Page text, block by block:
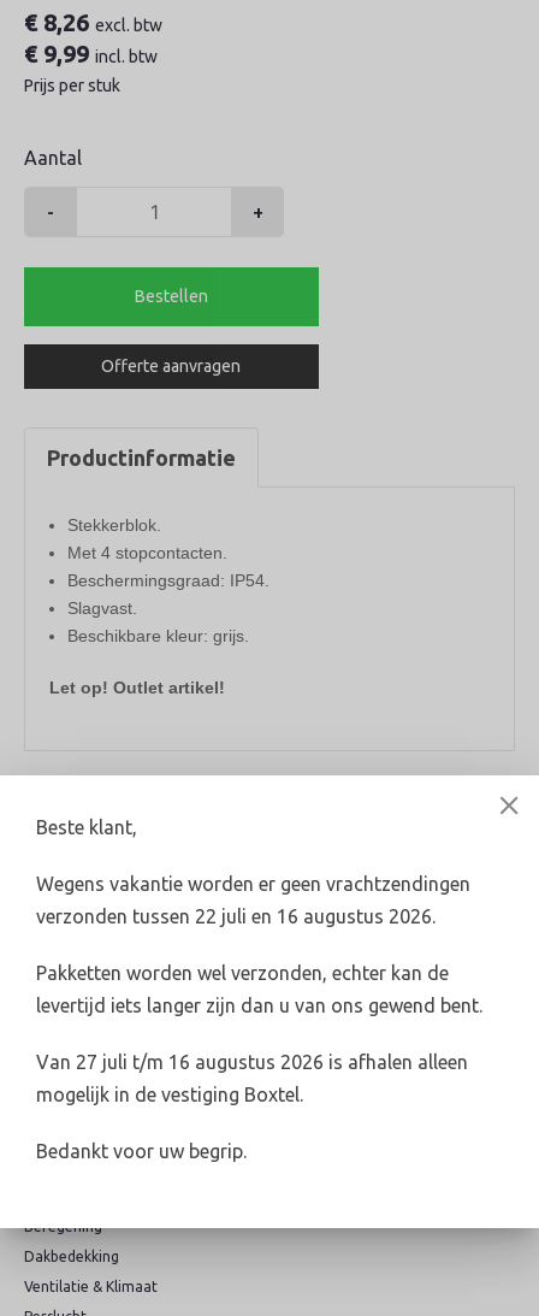
€ 8,26 excl. btw
€ 9,99 incl. btw
Prijs per stuk
Aantal
-
aantal
+
Bestellen
Offerte aanvragen
Productinformatie
Stekkerblok.
Met 4 stopcontacten.
Beschermingsgraad: IP54.
Slagvast.
Beschikbare kleur: grijs.
Let op! Outlet artikel!
Levertijd 2-4 werkdagen (indien voorradig)
info@broederswebshop.nl
Categorieën
Riolering & hwa
Beregening
Dakbedekking
Ventilatie & Klimaat
Beste klant,
Wegens vakantie worden er geen vrachtzendingen
verzonden tussen 22 juli en 16 augustus 2026.
Pakketten worden wel verzonden, echter kan de
levertijd iets langer zijn dan u van ons gewend bent.
Van 27 juli t/m 16 augustus 2026 is afhalen alleen
mogelijk in de vestiging Boxtel.
Bedankt voor uw begrip.